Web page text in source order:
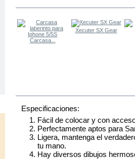
Carcasa...
Xecuter SX Gear
Especificaciones:
Fácil de colocar y con
Perfectamente aptos para
Ligera, mantenga el
tu mano.
Hay diversos dibujos